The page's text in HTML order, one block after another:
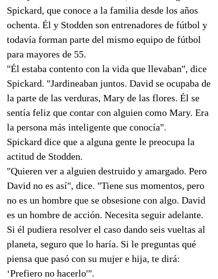
Spickard, que conoce a la familia desde los años
ochenta. Él y Stodden son entrenadores de fútbol y
todavía forman parte del mismo equipo de fútbol
para mayores de 55.
"Él estaba contento con la vida que llevaban", dice
Spickard. "Jardineaban juntos. David se ocupaba de
la parte de las verduras, Mary de las flores. Él se
sentía feliz que contar con alguien como Mary. Era
la persona más inteligente que conocía".
Spickard dice que a alguna gente le preocupa la
actitud de Stodden.
"Quieren ver a alguien destruido y amargado. Pero
David no es así", dice. "Tiene sus momentos, pero
no es un hombre que se obsesione con algo. David
es un hombre de acción. Necesita seguir adelante.
Si él pudiera resolver el caso dando seis vueltas al
planeta, seguro que lo haría. Si le preguntas qué
piensa que pasó con su mujer e hija, te dirá:
‘Prefiero no hacerlo'".